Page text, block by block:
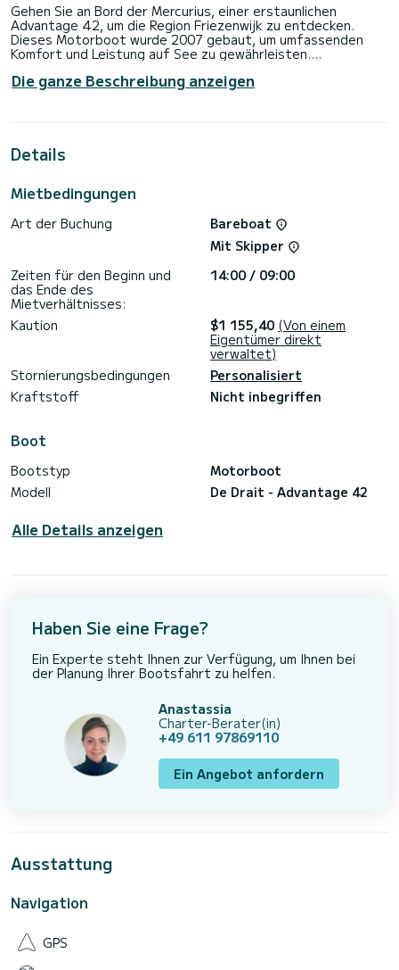
Gehen Sie an Bord der Mercurius, einer erstaunlichen
Advantage 42, um die Region Friezenwijk zu entdecken.
Dieses Motorboot wurde 2007 gebaut, um umfassenden
Komfort und Leistung auf See zu gewährleisten.
Das Boot verfügt über 3 Kabinen mit allem Komfort und
einer Kapazität von 6 Personen. Mit einer Gesamtlänge von
außergewöhnlichen Urlaub auf dem Wasser in der Umgebung
Wenn Sie welche haben, zu verbringen Bei Fragen zum Boot
Plattform eine Nachricht senden. Ein SamBoat-Berater
beantwortet Ihre Fragen und bietet Ihnen unsere besten
Die ganze Beschreibung anzeigen
Details
Mietbedingungen
Art der Buchung
Bareboat
Mit Skipper
Zeiten für den Beginn und
das Ende des
Mietverhältnisses:
14:00 / 09:00
Kaution $1 155,40 (Von einem
Eigentümer direkt
verwaltet)
Stornierungsbedingungen
Personalisiert
Kraftstoff
Nicht inbegriffen
Boot
Bootstyp
Motorboot
Modell
De Drait - Advantage 42
Alle Details anzeigen
Haben Sie eine Frage?
Ein Experte steht Ihnen zur Verfügung, um Ihnen bei
der Planung Ihrer Bootsfahrt zu helfen.
Anastassia
Charter-Berater(in)
+49 611 97869110
Ein Angebot anfordern
Ausstattung
Navigation
GPS